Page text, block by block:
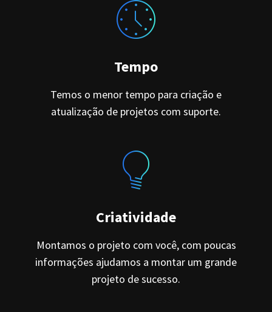
Tempo
Temos o menor tempo para criação e
atualização de projetos com suporte.
Criatividade
Montamos o projeto com você, com poucas
informações ajudamos a montar um grande
projeto de sucesso.